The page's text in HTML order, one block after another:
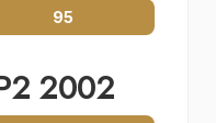
95
2002